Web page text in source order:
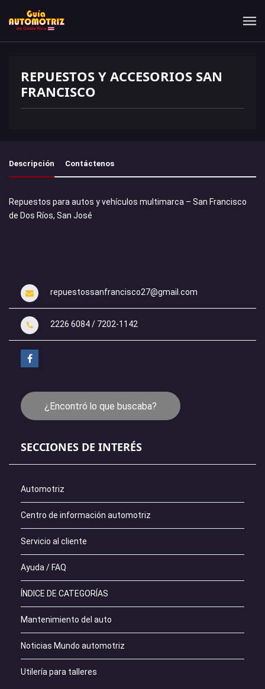
REPUESTOS Y ACCESORIOS SAN
FRANCISCO
Descripción Contáctenos
Repuestos para autos y vehículos multimarca – San Francisco
de Dos Ríos, San José
repuestossanfrancisco27@gmail.com
2226 6084 / 7202-1142
¿Encontró lo que buscaba?
SECCIONES DE INTERÉS
Automotriz
Centro de información automotriz
Servicio al cliente
Ayuda / FAQ
ÍNDICE DE CATEGORÍAS
Mantenimiento del auto
Noticias Mundo automotriz
Utilería para talleres